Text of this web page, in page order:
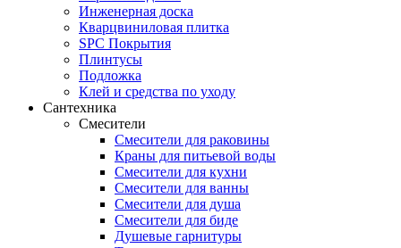
Инженерная доска
Кварцвиниловая плитка
SPC Покрытия
Плинтусы
Подложка
Клей и средства по уходу
Сантехника
Смесители
Смесители для раковины
Краны для питьевой воды
Смесители для кухни
Смесители для ванны
Смесители для душа
Смесители для биде
Душевые гарнитуры